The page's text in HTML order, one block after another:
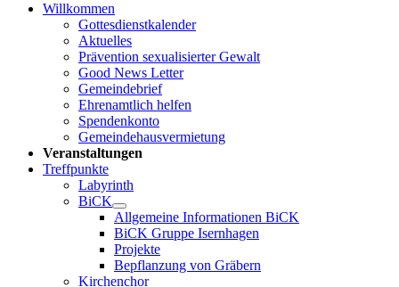
Willkommen
Gottesdienstkalender
Aktuelles
Prävention sexualisierter Gewalt
Good News Letter
Gemeindebrief
Ehrenamtlich helfen
Spendenkonto
Gemeindehausvermietung
Veranstaltungen
Treffpunkte
Labyrinth
BiCK
Allgemeine Informationen BiCK
BiCK Gruppe Isernhagen
Projekte
Bepflanzung von Gräbern
Kirchenchor